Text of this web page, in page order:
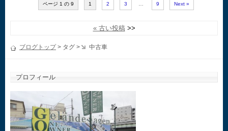
ページ 1 の 9 1 2 3 9 Next »
« 古い投稿
ブログトップ> タグ > 中古車
プロフィール